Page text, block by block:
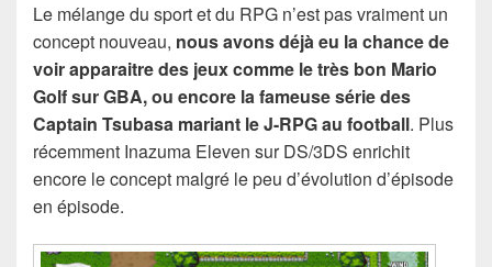
Le mélange du sport et du RPG n’est pas vraiment un
concept nouveau, nous avons déjà eu la chance de
voir apparaitre des jeux comme le très bon Mario
Golf sur GBA, ou encore la fameuse série des
Captain Tsubasa mariant le J-RPG au football. Plus
récemment Inazuma Eleven sur DS/3DS enrichit
encore le concept malgré le peu d’évolution d’épisode
en épisode.